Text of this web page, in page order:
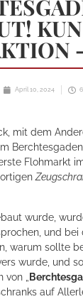
April 10, 2024
mit dem
Flohmarkt
wurde,
und bei
warum sollte
wurde, und
„
auf